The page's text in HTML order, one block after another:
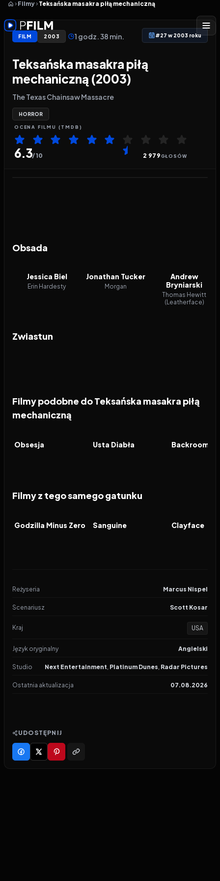
Filmy Teksańska masakra piłą mechaniczną
FILM 2003 1 godz. 38 min. #27 w 2003 roku
Teksańska masakra piłą
mechaniczną (2003)
The Texas Chainsaw Massacre
HORROR
OCENA FILMU (TMDB)
6.3/ 10 2 979GŁOSÓW
Obsada
Jessica Biel
Erin Hardesty
Jonathan Tucker
Morgan
Andrew
Bryniarski
Thomas Hewitt
(Leatherface)
Zwiastun
Filmy podobne do Teksańska masakra piłą
mechaniczną
FILM
Obsesja FILM
Usta Diabła FILM
Filmy z tego samego gatunku
FILM
Godzilla Minus Zero FILM
Sanguine FILM
Clayface
Reżyseria Marcus Nispel
Scenariusz Scott Kosar
Kraj USA
Język oryginalny Angielski
Studio Next Entertainment, Platinum Dunes, Radar Pictures
Ostatnia aktualizacja 07.08.2026
UDOSTĘPNIJ